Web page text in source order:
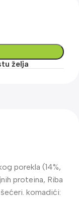
želja
porekla (14%,
proteina, Riba
komadići: